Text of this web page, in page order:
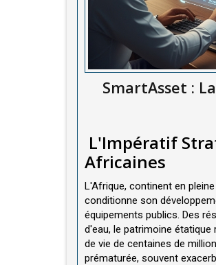
SmartAsset :
L'Impératif
Africaines
L'Afrique, continent en
conditionne son
équipements publics. Des
d'eau, le patrimoine
de vie de centaines de
prématurée, souvent